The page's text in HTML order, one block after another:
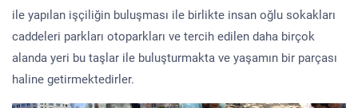
ile yapılan işçiliğin buluşması ile birlikte insan oğlu sokakları
caddeleri parkları otoparkları ve tercih edilen daha birçok
alanda yeri bu taşlar ile buluşturmakta ve yaşamın bir parçası
haline getirmektedirler.